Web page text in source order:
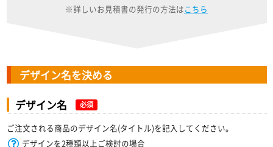
※詳しいお見積書の発行の方法はこちら
デザイン名を決める
デザイン名 必須
ご注文される商品のデザイン名(タイトル)を記入してください。
デザインを2種類以上ご検討の場合